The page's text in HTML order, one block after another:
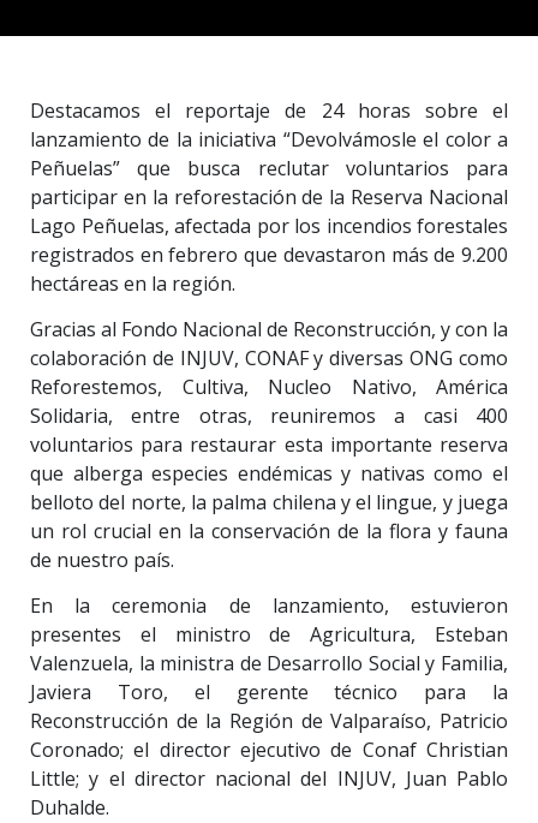
Destacamos el reportaje de 24 horas sobre el
lanzamiento de la iniciativa “Devolvámosle el color a
Peñuelas” que busca reclutar voluntarios para
participar en la reforestación de la Reserva Nacional
Lago Peñuelas, afectada por los incendios forestales
registrados en febrero que devastaron más de 9.200
hectáreas en la región.
Gracias al Fondo Nacional de Reconstrucción, y con la
colaboración de INJUV, CONAF y diversas ONG como
Reforestemos, Cultiva, Nucleo Nativo, América
Solidaria, entre otras, reuniremos a casi 400
voluntarios para restaurar esta importante reserva
que alberga especies endémicas y nativas como el
belloto del norte, la palma chilena y el lingue, y juega
un rol crucial en la conservación de la flora y fauna
de nuestro país.
En la ceremonia de lanzamiento, estuvieron
presentes el ministro de Agricultura, Esteban
Valenzuela, la ministra de Desarrollo Social y Familia,
Javiera Toro, el gerente técnico para la
Reconstrucción de la Región de Valparaíso, Patricio
Coronado; el director ejecutivo de Conaf Christian
Little; y el director nacional del INJUV, Juan Pablo
Duhalde.